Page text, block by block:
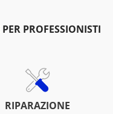
PER PROFESSIONISTI
RIPARAZIONE